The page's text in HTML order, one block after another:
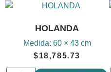
HOLANDA
Medida: 60 × 43 cm
$18,785.73